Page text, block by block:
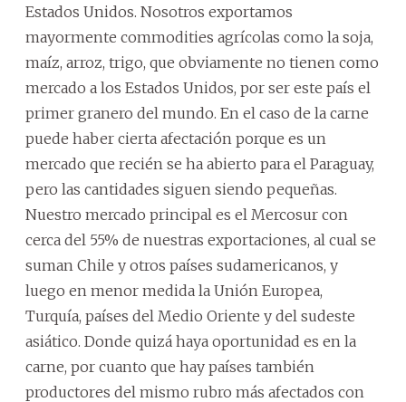
Estados Unidos. Nosotros exportamos
mayormente commodities agrícolas como la soja,
maíz, arroz, trigo, que obviamente no tienen como
mercado a los Estados Unidos, por ser este país el
primer granero del mundo. En el caso de la carne
puede haber cierta afectación porque es un
mercado que recién se ha abierto para el Paraguay,
pero las cantidades siguen siendo pequeñas.
Nuestro mercado principal es el Mercosur con
cerca del 55% de nuestras exportaciones, al cual se
suman Chile y otros países sudamericanos, y
luego en menor medida la Unión Europea,
Turquía, países del Medio Oriente y del sudeste
asiático. Donde quizá haya oportunidad es en la
carne, por cuanto que hay países también
productores del mismo rubro más afectados con